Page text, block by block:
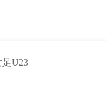
足U23